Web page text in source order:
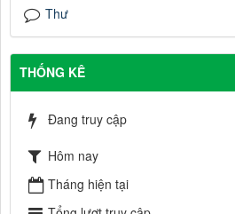
Thư
THỐNG KÊ
Đang truy cập
Hôm nay
Tháng hiện tại